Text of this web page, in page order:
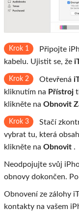
Krok 1
Připojte
kabelu. Ujistit se, že
Krok 2 Otevřená
kliknutím na Přístroj
klikněte na Obnovit
Krok 3
Stačí
vybrat tu, která
klikněte na Obnovit .
Neodpojujte svůj
obnovy dokončen.
Obnovení ze zálohy
kontakty na vašem